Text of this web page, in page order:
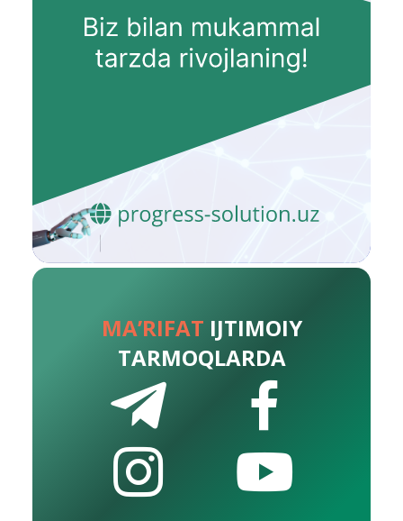
MA’RIFAT IJTIMOIY
TARMOQLARDA